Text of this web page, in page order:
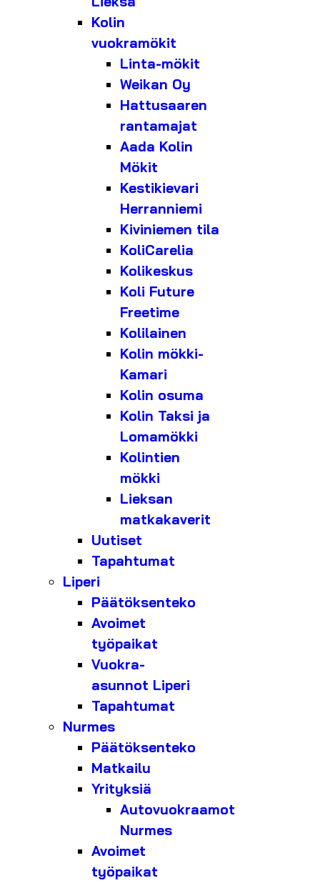
Kolin
vuokramökit
Linta-mökit
Weikan Oy
Hattusaaren
rantamajat
Aada Kolin
Mökit
Kestikievari
Herranniemi
Kiviniemen tila
KoliCarelia
Kolikeskus
Koli Future
Freetime
Kolilainen
Kolin mökki-
Kamari
Kolin osuma
Kolin Taksi ja
Lomamökki
Kolintien
mökki
Lieksan
matkakaverit
Uutiset
Tapahtumat
Liperi
Päätöksenteko
Avoimet
työpaikat
Vuokra-
asunnot Liperi
Tapahtumat
Nurmes
Päätöksenteko
Matkailu
Yrityksiä
Autovuokraamot
Nurmes
Avoimet
työpaikat